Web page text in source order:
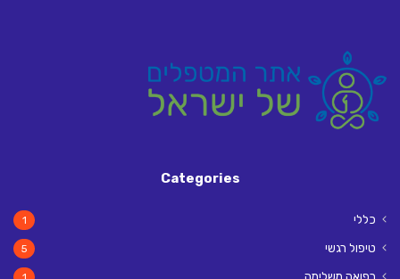
Categories
כללי 1
טיפול רגשי 5